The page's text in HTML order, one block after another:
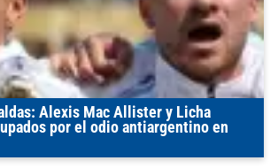
Alexis Mac Allister y Licha
por el odio antiargentino en